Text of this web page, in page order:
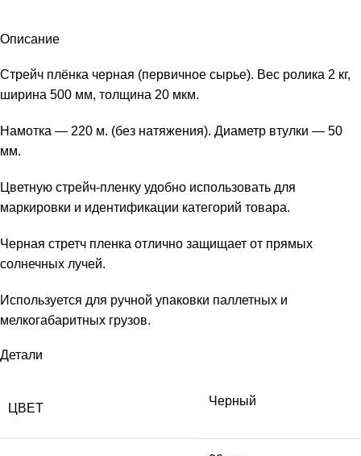
Описание
Стрейч плёнка черная (первичное сырье). Вес ролика 2 кг,
ширина 500 мм, толщина 20 мкм.
Намотка — 220 м. (без натяжения). Диаметр втулки — 50
мм.
Цветную стрейч-пленку удобно использовать для
маркировки и идентификации категорий товара.
Черная стретч пленка отлично защищает от прямых
солнечных лучей.
Используется для ручной упаковки паллетных и
мелкогабаритных грузов.
Детали
ЦВЕТ
Черный